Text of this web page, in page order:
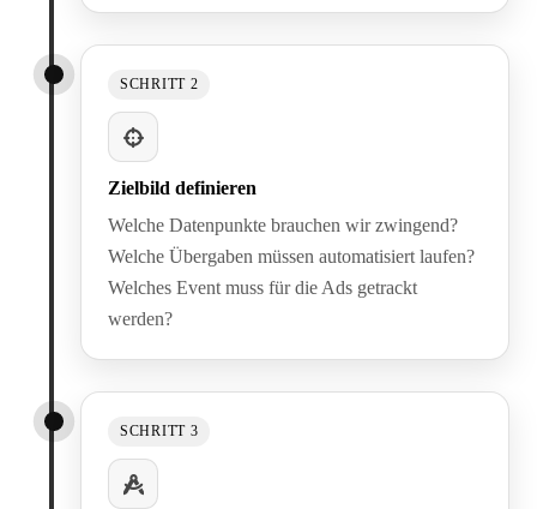
SCHRITT 2
Zielbild definieren
Welche Datenpunkte brauchen wir zwingend?
Welche Übergaben müssen automatisiert laufen?
Welches Event muss für die Ads getrackt
werden?
SCHRITT 3